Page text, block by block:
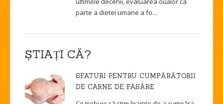
parte a dietei umane a fo...
ȘTIAȚI CĂ?
SFATURI PENTRU CUMPĂRĂTORII
DE CARNE DE PASĂRE